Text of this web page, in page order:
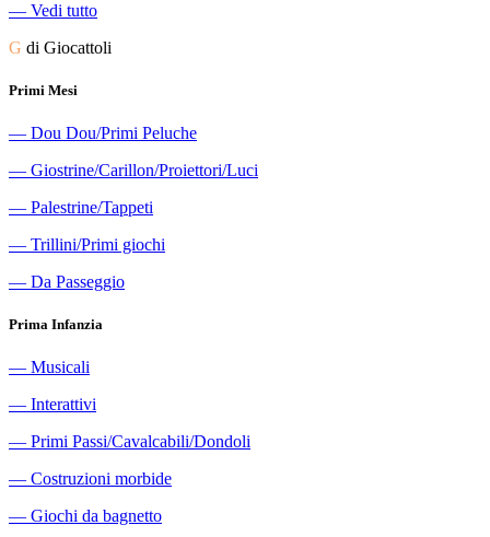
― Vedi tutto
G di Giocattoli
Primi Mesi
― Dou Dou/Primi Peluche
― Giostrine/Carillon/Proiettori/Luci
― Palestrine/Tappeti
― Trillini/Primi giochi
― Da Passeggio
Prima Infanzia
― Musicali
― Interattivi
― Primi Passi/Cavalcabili/Dondoli
― Costruzioni morbide
― Giochi da bagnetto